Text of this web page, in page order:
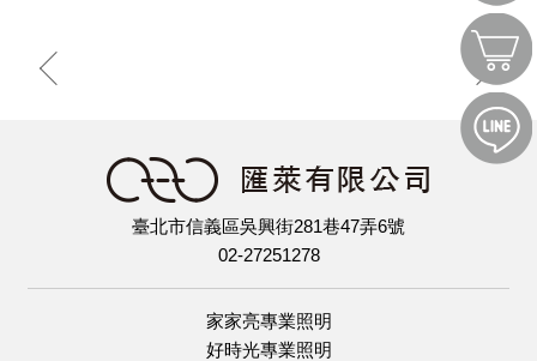
臺北市信義區吳興街281巷47弄6號
02-27251278
家家亮專業照明
好時光專業照明